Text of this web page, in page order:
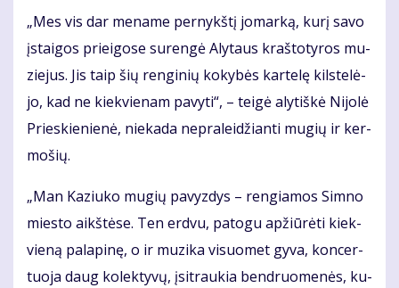
„Mes vis dar me­na­me per­nykš­tį jo­mar­ką, ku­rį sa­vo
įstai­gos pri­ei­go­se su­ren­gė Aly­taus kraš­to­ty­ros mu­
zie­jus. Jis taip šių ren­gi­nių ko­ky­bės kar­te­lę kils­te­lė­
jo, kad ne kiek­vie­nam pa­vy­ti“, – tei­gė aly­tiš­kė Ni­jo­lė
Prie­skie­nie­nė, nie­ka­da ne­pra­lei­džian­ti mu­gių ir ker­
mo­šių.
„Man Ka­ziu­ko mu­gių pa­vyz­dys – ren­gia­mos Sim­no
mies­to aikš­tė­se. Ten erd­vu, pa­to­gu ap­žiū­rė­ti kiek­
vie­ną pa­la­pi­nę, o ir mu­zi­ka vi­suo­met gy­va, kon­cer­
tuo­ja daug ko­lek­ty­vų, įsi­trau­kia ben­druo­me­nės, ku­